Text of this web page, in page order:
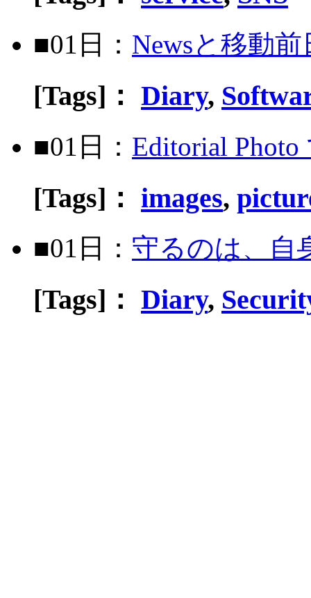
■01日： Newsと移動前
[Tags]： Diary,
■01日： Editorial
[Tags]： images,
■01日： 守るのは、自
[Tags]： Diary,